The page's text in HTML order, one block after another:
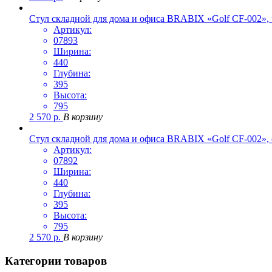
Стул складной для дома и офиса BRABIX «Golf CF-002»,
Артикул:
07893
Ширина:
440
Глубина:
395
Высота:
795
2 570 р. В корзину
Стул складной для дома и офиса BRABIX «Golf CF-002»,
Артикул:
07892
Ширина:
440
Глубина:
395
Высота:
795
2 570 р. В корзину
Категории товаров